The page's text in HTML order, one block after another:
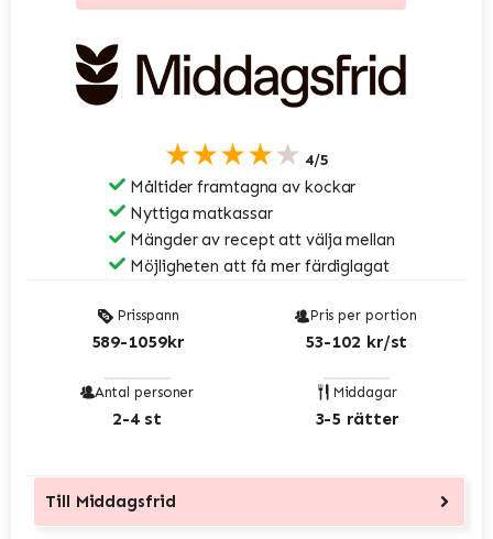
★★★★★ 4/5
Måltider framtagna av kockar
Nyttiga matkassar
Mängder av recept att välja mellan
Möjligheten att få mer färdiglagat
Prisspann
589-1059kr
Pris per portion
53-102 kr/st
Antal personer
2-4 st
Middagar
3-5 rätter
Till Middagsfrid